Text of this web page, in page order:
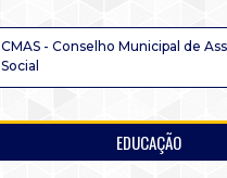
CMAS - Conselho Municipal de
Social
EDUCAÇÃO